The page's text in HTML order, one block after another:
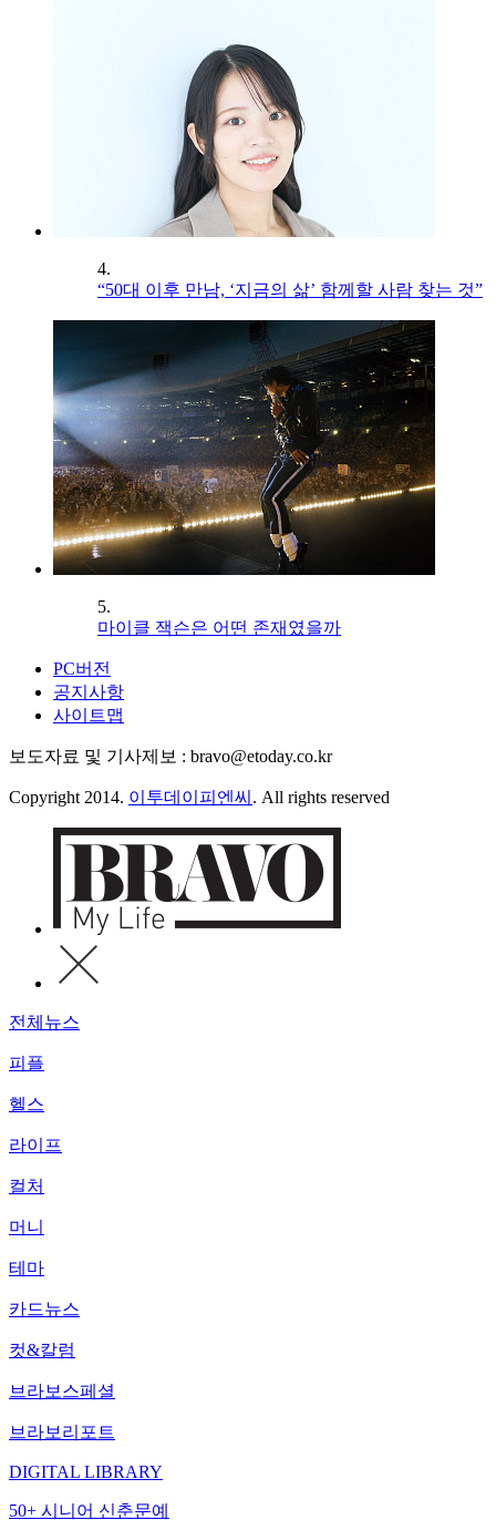
4.
“50대 이후 만남, ‘지금의 삶’ 함께할 사람 찾는 것”
5.
마이클 잭슨은 어떤 존재였을까
PC버전
공지사항
사이트맵
보도자료 및 기사제보 : bravo@etoday.co.kr
Copyright 2014. 이투데이피엔씨 . All rights reserved
전체뉴스
피플
헬스
라이프
컬처
머니
테마
카드뉴스
컷&칼럼
브라보스페셜
브라보리포트
DIGITAL LIBRARY
50+ 시니어 신춘문예